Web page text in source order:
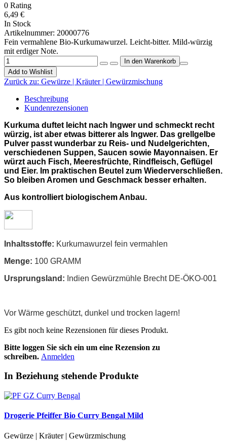
0 Rating
6,49 €
In Stock
Artikelnummer: 20000776
Fein vermahlene Bio-Kurkumawurzel. Leicht-bitter. Mild-würzig
mit erdiger Note.
Add to Wishlist
Zurück zu: Gewürze | Kräuter | Gewürzmischung
Beschreibung
Kundenrezensionen
Kurkuma duftet leicht nach Ingwer und schmeckt recht
würzig, ist aber etwas bitterer als Ingwer. Das grellgelbe
Pulver passt wunderbar zu Reis- und Nudelgerichten,
verschiedenen Suppen, Saucen sowie Mayonnaisen. Er
würzt auch Fisch, Meeresfrüchte, Rindfleisch, Geflügel
und Eier. Im praktischen Beutel zum Wiederverschließen.
So bleiben Aromen und Geschmack besser erhalten.
Aus kontrolliert biologischem Anbau.
Inhaltsstoffe: Kurkumawurzel fein vermahlen
Menge: 100 GRAMM
Ursprungsland: Indien Gewürzmühle Brecht DE-ÖKO-001
Vor Wärme geschützt, dunkel und trocken lagern!
Es gibt noch keine Rezensionen für dieses Produkt.
Bitte loggen Sie sich ein um eine Rezension zu
schreiben. Anmelden
In Beziehung stehende Produkte
Drogerie Pfeiffer Bio Curry Bengal Mild
Gewürze | Kräuter | Gewürzmischung